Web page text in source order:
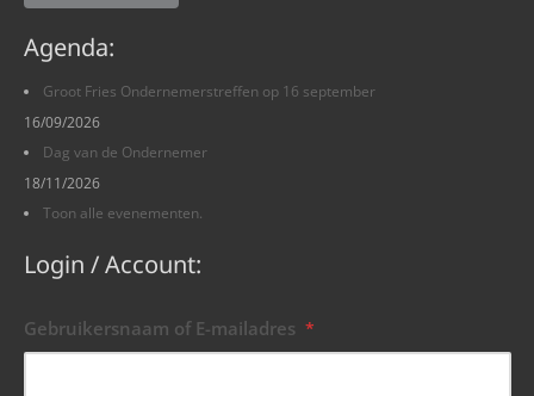
Agenda:
Groot Fries Ondernemerstreffen op 16 september
16/09/2026
Dag van de Ondernemer
18/11/2026
Toon alle evenementen.
Login / Account:
Gebruikersnaam of E-mailadres *